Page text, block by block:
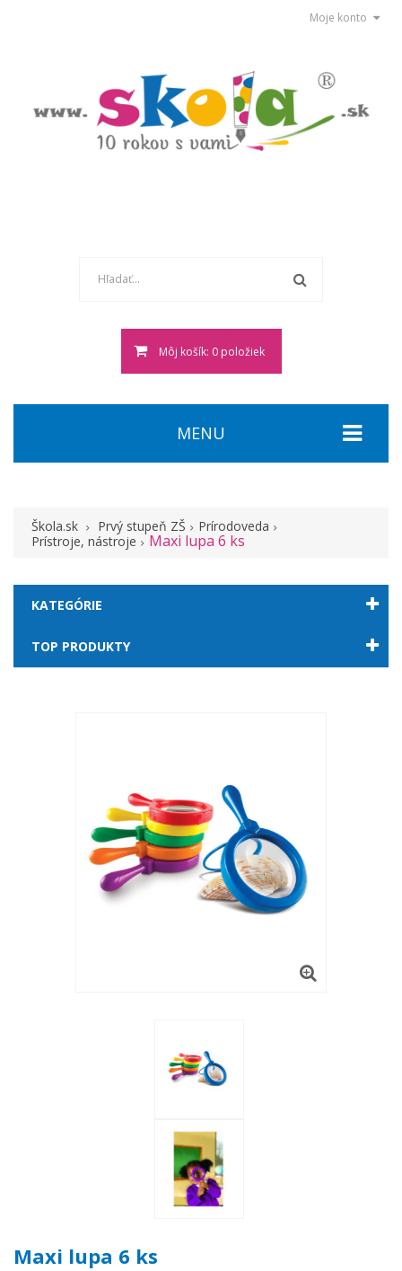
Moje konto
Môj košík: 0 položiek
MENU
Škola.sk Prvý stupeň ZŠ
Prírodoveda
Prístroje, nástroje
Maxi lupa 6 ks
KATEGÓRIE
TOP PRODUKTY
Maxi lupa 6 ks